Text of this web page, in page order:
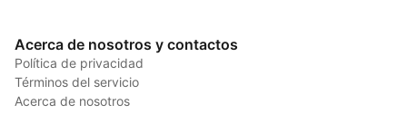
Acerca de nosotros y contactos
Política de privacidad
Términos del servicio
Acerca de nosotros